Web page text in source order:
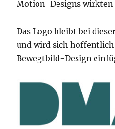
Motion-Designs wirkten
Das Logo bleibt bei
und wird sich hoffentlich
Bewegtbild-Design